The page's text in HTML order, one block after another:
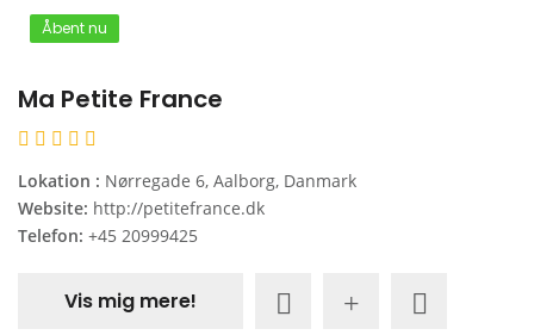
Åbent nu
Ma Petite France
Lokation : Nørregade 6, Aalborg, Danmark
Website: http://petitefrance.dk
Telefon: +45 20999425
Vis mig mere!